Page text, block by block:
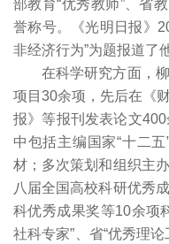
部教育“优秀教师”、省
誉称号。《光明日报》
非经济行为”为题报道了
在科学研究方面，
项目30余项，先后在《
报》等报刊发表论文
中包括主编国家“十二五
材；多次策划和组织主
八届全国高校科研优秀
科优秀成果奖等10余项
社科专家”、省“优秀理